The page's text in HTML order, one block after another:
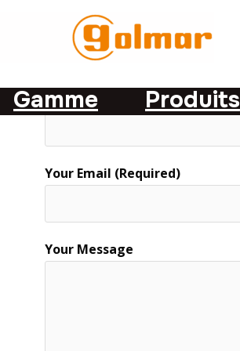
Gamme Produits
Your Name (Required)
Your Email (Required)
Your Message